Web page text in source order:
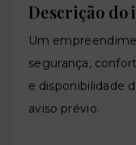
Descrição do
Um
segurança,
e disponibilidade
aviso prévio.